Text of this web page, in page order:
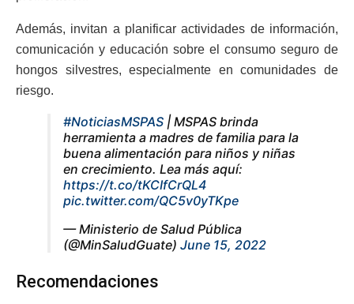
Además, invitan a planificar actividades de información,
comunicación y educación sobre el consumo seguro de
hongos silvestres, especialmente en comunidades de
riesgo.
#NoticiasMSPAS | MSPAS brinda
herramienta a madres de familia para la
buena alimentación para niños y niñas
en crecimiento. Lea más aquí:
https://t.co/tKCIfCrQL4
pic.twitter.com/QC5v0yTKpe
— Ministerio de Salud Pública
(@MinSaludGuate) June 15, 2022
Recomendaciones